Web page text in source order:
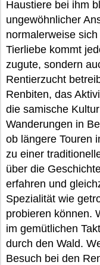
Haustiere bei ihm
ungewöhnlicher
normalerweise
Tierliebe kommt
zugute, sondern
Rentierzucht
Renbiten, das
die samische
Wanderungen in
ob längere Touren
zu einer
über die
erfahren und
Spezialität wie
probieren können.
im gemütlichen
durch den Wald.
Besuch bei den